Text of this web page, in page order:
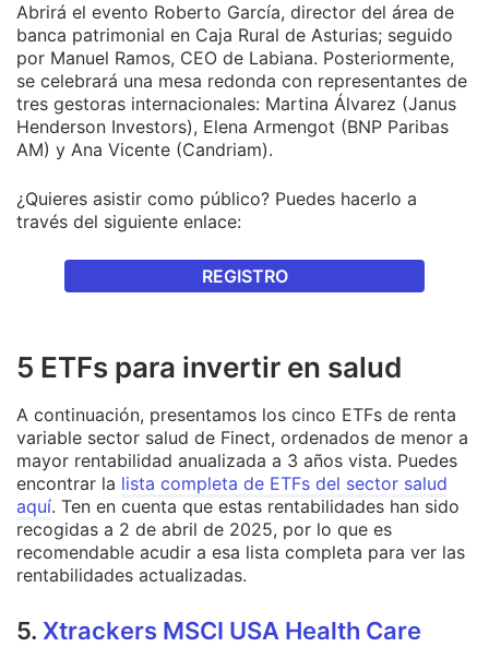
Abrirá el evento Roberto García, director del área de
banca patrimonial en Caja Rural de Asturias; seguido
por Manuel Ramos, CEO de Labiana. Posteriormente,
se celebrará una mesa redonda con representantes de
tres gestoras internacionales: Martina Álvarez (Janus
Henderson Investors), Elena Armengot (BNP Paribas
AM) y Ana Vicente (Candriam).
¿Quieres asistir como público? Puedes hacerlo a
través del siguiente enlace:
REGISTRO
5 ETFs para invertir en salud
A continuación, presentamos los cinco ETFs de renta
variable sector salud de Finect, ordenados de menor a
mayor rentabilidad anualizada a 3 años vista. Puedes
encontrar la lista completa de ETFs del sector salud
aquí. Ten en cuenta que estas rentabilidades han sido
recogidas a 2 de abril de 2025, por lo que es
recomendable acudir a esa lista completa para ver las
rentabilidades actualizadas.
5. Xtrackers MSCI USA Health Care